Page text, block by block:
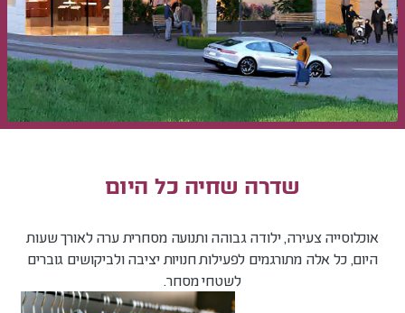
שדרה שחיה כל היום
אוכלוסייה צעירה, ילודה גבוהה ותנועה מסחרית ערה לאורך שעות
היום, כל אלה מתורגמים לפעילות חנויות יציבה ולביקושים גוברים
לשטחי מסחר.